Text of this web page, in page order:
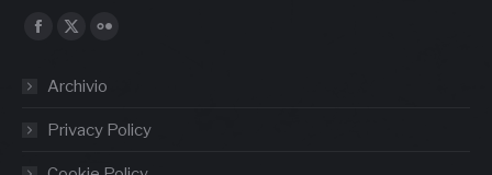
Ci puoi trovare su:
Facebook
opens
in
X
opens
in
opens
in
Archivio
Privacy Policy